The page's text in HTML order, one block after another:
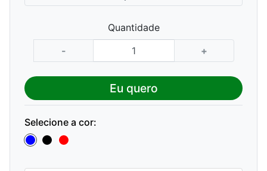
Quantidade
-
+
Eu quero
Selecione a cor: